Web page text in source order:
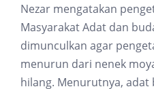
Nezar mengatakan
Masyarakat Adat dan
dimunculkan agar
menurun dari nenek
hilang. Menurutnya, adat